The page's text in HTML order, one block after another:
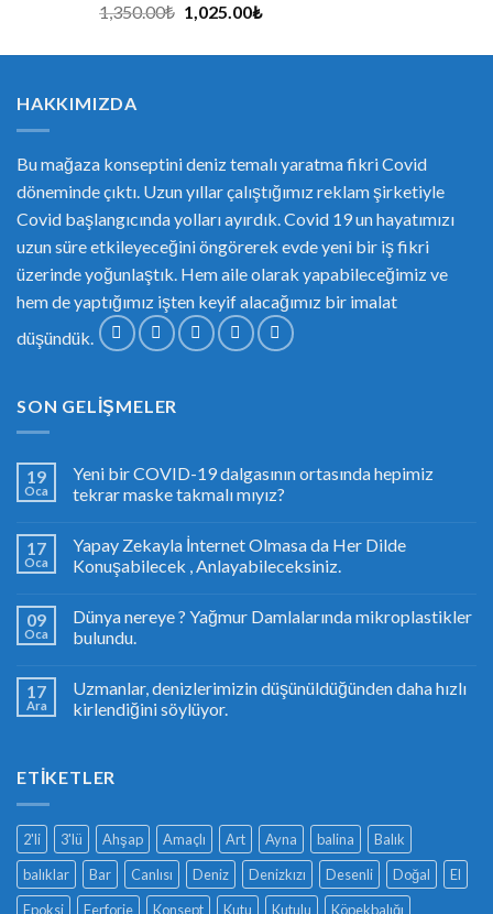
1,350.00₺ 1,025.00₺
HAKKIMIZDA
Bu mağaza konseptini deniz temalı yaratma fikri Covid
döneminde çıktı. Uzun yıllar çalıştığımız reklam şirketiyle
Covid başlangıcında yolları ayırdık. Covid 19 un hayatımızı
uzun süre etkileyeceğini öngörerek evde yeni bir iş fikri
üzerinde yoğunlaştık. Hem aile olarak yapabileceğimiz ve
hem de yaptığımız işten keyif alacağımız bir imalat
düşündük.
SON GELIŞMELER
19
Oca
Yeni bir COVID-19 dalgasının ortasında hepimiz
tekrar maske takmalı mıyız?
17
Oca
Yapay Zekayla İnternet Olmasa da Her Dilde
Konuşabilecek , Anlayabileceksiniz.
09
Oca
Dünya nereye ? Yağmur Damlalarında mikroplastikler
bulundu.
17
Ara
Uzmanlar, denizlerimizin düşünüldüğünden daha hızlı
kirlendiğini söylüyor.
ETIKETLER
2'li 3'lü Ahşap Amaçlı Art Ayna balina
Balık
balıklar
Bar Canlısı Deniz Denizkızı Desenli Doğal
El
Epoksi
Ferforje Konsept Kutu Kutulu Köpekbalığı